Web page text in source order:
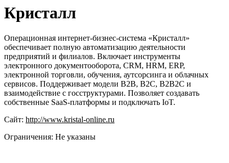
Кристалл
Операционная интернет-бизнес-система «Кристалл»
обеспечивает полную автоматизацию деятельности
предприятий и филиалов. Включает инструменты
электронного документооборота, CRM, HRM, ERP,
электронной торговли, обучения, аутсорсинга и облачных
сервисов. Поддерживает модели B2B, B2C, B2B2C и
взаимодействие с госструктурами. Позволяет создавать
собственные SaaS-платформы и подключать IoT.
Сайт: http://www.kristal-online.ru
Ограничения: Не указаны